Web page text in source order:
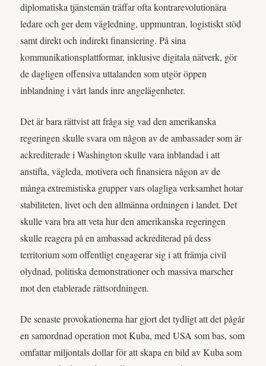
diplomatiska tjänstemän träffar ofta kontrarevolutionära
ledare och ger dem vägledning, uppmuntran, logistiskt stöd
samt direkt och indirekt finansiering. På sina
kommunikationsplattformar, inklusive digitala nätverk, gör
de dagligen offensiva uttalanden som utgör öppen
inblandning i vårt lands inre angelägenheter.
Det är bara rättvist att fråga sig vad den amerikanska
regeringen skulle svara om någon av de ambassader som är
ackrediterade i Washington skulle vara inblandad i att
anstifta, vägleda, motivera och finansiera någon av de
många extremistiska grupper vars olagliga verksamhet hotar
stabiliteten, livet och den allmänna ordningen i landet. Det
skulle vara bra att veta hur den amerikanska regeringen
skulle reagera på en ambassad ackrediterad på dess
territorium som offentligt engagerar sig i att främja civil
olydnad, politiska demonstrationer och massiva marscher
mot den etablerade rättsordningen.
De senaste provokationerna har gjort det tydligt att det pågår
en samordnad operation mot Kuba, med USA som bas, som
omfattar miljontals dollar för att skapa en bild av Kuba som